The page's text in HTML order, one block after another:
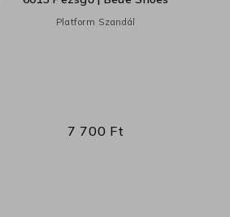
Platform Szandál
7 700 Ft